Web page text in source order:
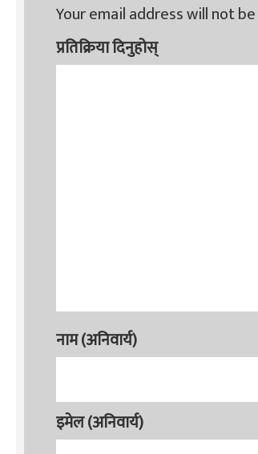
Your email address will not
प्रतिक्रिया दिनुहोस्
नाम (अनिवार्य)
इमेल (अनिवार्य)